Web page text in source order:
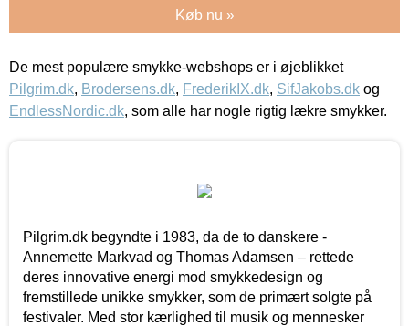
Køb nu »
De mest populære smykke-webshops er i øjeblikket
Pilgrim.dk, Brodersens.dk, FrederikIX.dk, SifJakobs.dk og
EndlessNordic.dk, som alle har nogle rigtig lækre smykker.
Pilgrim.dk begyndte i 1983, da de to danskere -
Annemette Markvad og Thomas Adamsen – rettede
deres innovative energi mod smykkedesign og
fremstillede unikke smykker, som de primært solgte på
festivaler. Med stor kærlighed til musik og mennesker